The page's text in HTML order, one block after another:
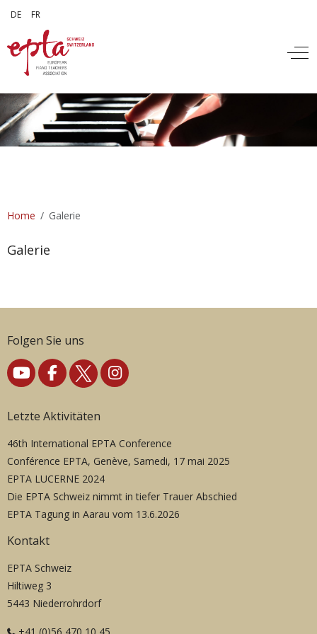
Sprache auswählen
DE FR
Off-
Home Galerie
Galerie
Folgen Sie uns
Letzte Aktivitäten
46th International EPTA Conference
Conférence EPTA, Genève, Samedi, 17 mai 2025
EPTA LUCERNE 2024
Die EPTA Schweiz nimmt in tiefer Trauer Abschied
EPTA Tagung in Aarau vom 13.6.2026
Kontakt
EPTA Schweiz
Hiltiweg 3
5443 Niederrohrdorf